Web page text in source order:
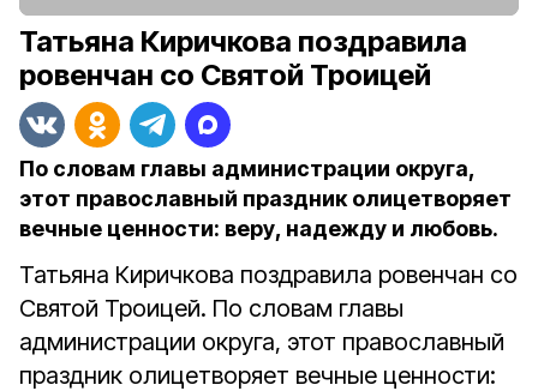
Татьяна Киричкова поздравила
ровенчан со Святой Троицей
По словам главы администрации округа,
этот православный праздник олицетворяет
вечные ценности: веру, надежду и любовь.
Татьяна Киричкова поздравила ровенчан со
Святой Троицей. По словам главы
администрации округа, этот православный
праздник олицетворяет вечные ценности: